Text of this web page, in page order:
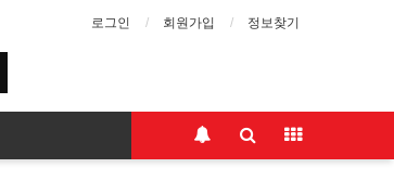
로그인 회원가입 정보찾기